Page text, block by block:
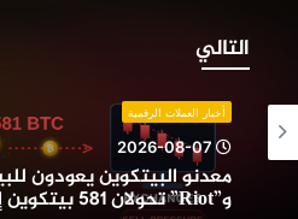
التاليالبيتكوين
شركة
أخبار العملات الرقمية
2026-08-07
و”Riot” تحولان 581 بيتكوين إلى منصات التداول